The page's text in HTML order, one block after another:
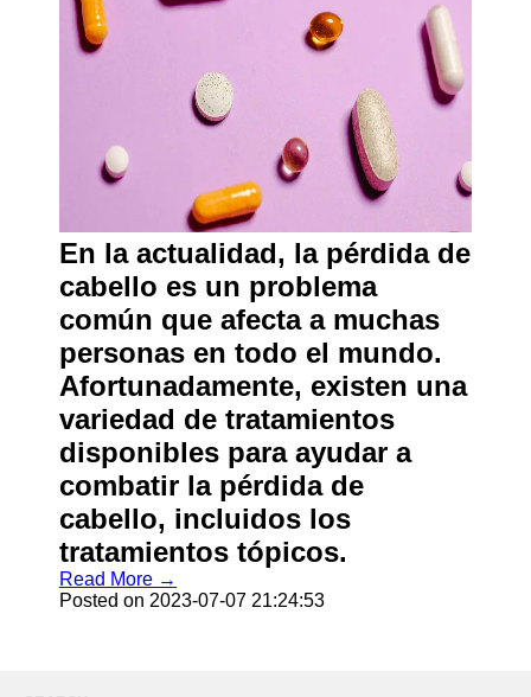
En la actualidad, la pérdida de
cabello es un problema
común que afecta a muchas
personas en todo el mundo.
Afortunadamente, existen una
variedad de tratamientos
disponibles para ayudar a
combatir la pérdida de
cabello, incluidos los
tratamientos tópicos.
Read More →
Posted on 2023-07-07 21:24:53